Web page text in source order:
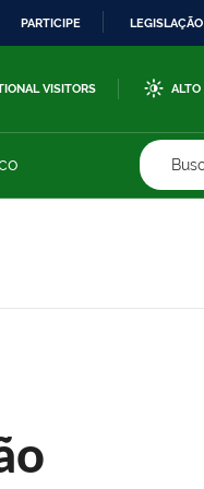
PARTICIPE LEGISLAÇÃO
VISITORS ALTO